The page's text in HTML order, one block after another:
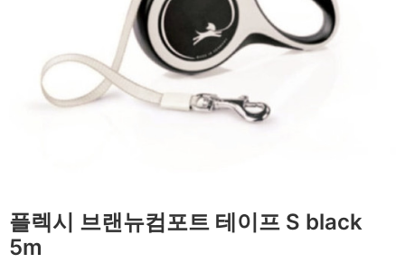
플렉시 브랜뉴컴포트 테이프 S black
5m